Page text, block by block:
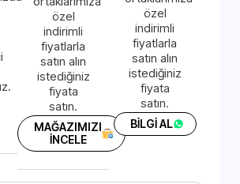
özel
indirimli
fiyatlarla
satın alın
istediğiniz
fiyata
satın.
MAĞAZIMIZI
İNCELE
özel
indirimli
fiyatlarla
satın alın
istediğiniz
fiyata
satın.
BİLGİ AL